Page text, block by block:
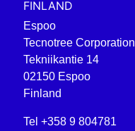
FINLAND
Espoo
Tecnotree Corporation
Tekniikantie 14
02150 Espoo
Finland
Tel +358 9 804781